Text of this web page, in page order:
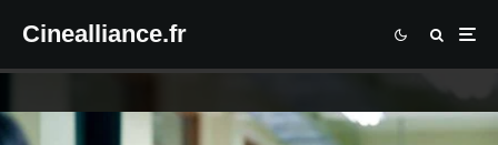
Cinealliance.fr